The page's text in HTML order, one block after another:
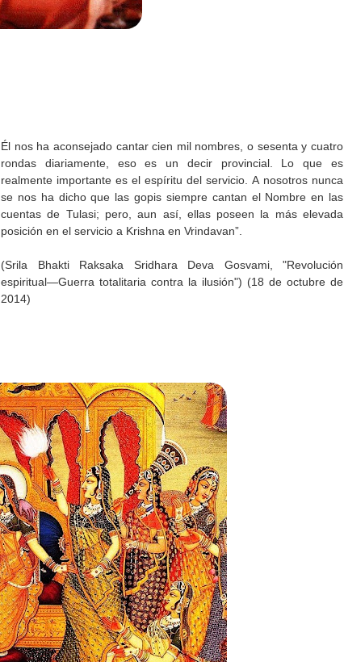
Él nos ha aconsejado cantar cien mil nombres, o sesenta y cuatro
rondas diariamente, eso es un decir provincial. Lo que es
posición en el servicio a Krishna en Vrindavan”.
(Srila Bhakti Raksaka Sridhara Deva Gosvami, "Revolución
espiritual—Guerra totalitaria contra la ilusión") (18 de octubre de
2014)